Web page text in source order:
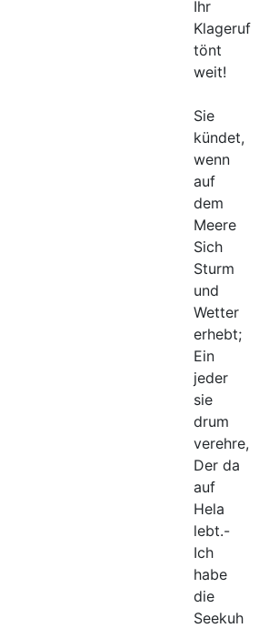
Ihr
Klageruf
tönt
weit!
Sie
kündet,
wenn
auf
dem
Meere
Sich
Sturm
und
Wetter
erhebt;
Ein
jeder
sie
drum
verehre,
Der da
auf
Hela
lebt.-
Ich
habe
die
Seekuh